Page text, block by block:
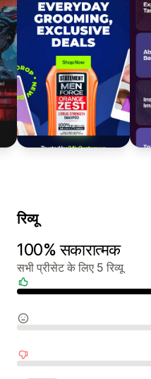
रिव्यू
100% सकारात्मक
सभी प्रीसेट के लिए 5 रिव्यू